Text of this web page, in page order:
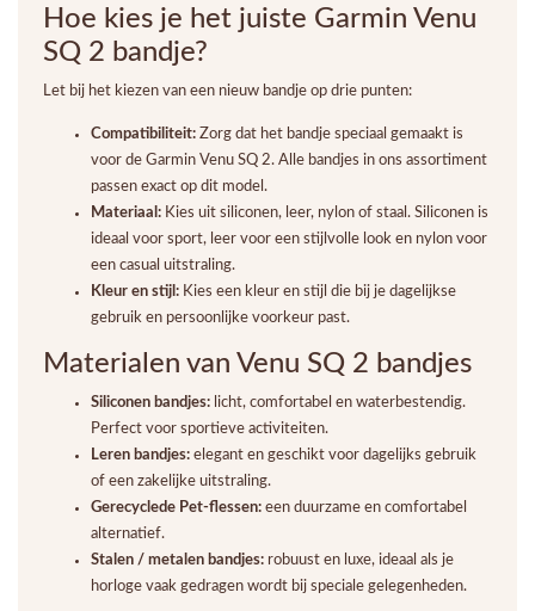
Hoe kies je het juiste Garmin Venu
SQ 2 bandje?
Let bij het kiezen van een nieuw bandje op drie punten:
Compatibiliteit: Zorg dat het bandje speciaal gemaakt is
voor de Garmin Venu SQ 2. Alle bandjes in ons assortiment
passen exact op dit model.
Materiaal: Kies uit siliconen, leer, nylon of staal. Siliconen is
ideaal voor sport, leer voor een stijlvolle look en nylon voor
een casual uitstraling.
Kleur en stijl: Kies een kleur en stijl die bij je dagelijkse
gebruik en persoonlijke voorkeur past.
Materialen van Venu SQ 2 bandjes
Siliconen bandjes: licht, comfortabel en waterbestendig.
Perfect voor sportieve activiteiten.
Leren bandjes: elegant en geschikt voor dagelijks gebruik
of een zakelijke uitstraling.
Gerecyclede Pet-flessen: een duurzame en comfortabel
alternatief.
Stalen / metalen bandjes: robuust en luxe, ideaal als je
horloge vaak gedragen wordt bij speciale gelegenheden.